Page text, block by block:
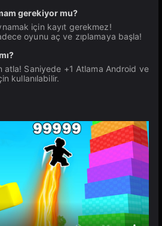
gerekiyor mu?
için kayıt gerekmez!
oyunu aç ve zıplamaya başla!
atla! Saniyede +1 Atlama Android ve
kullanılabilir.